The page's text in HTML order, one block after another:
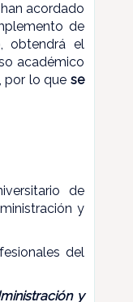
acordado
de
obtendrá el
académico
por lo que se
de
y
del
y